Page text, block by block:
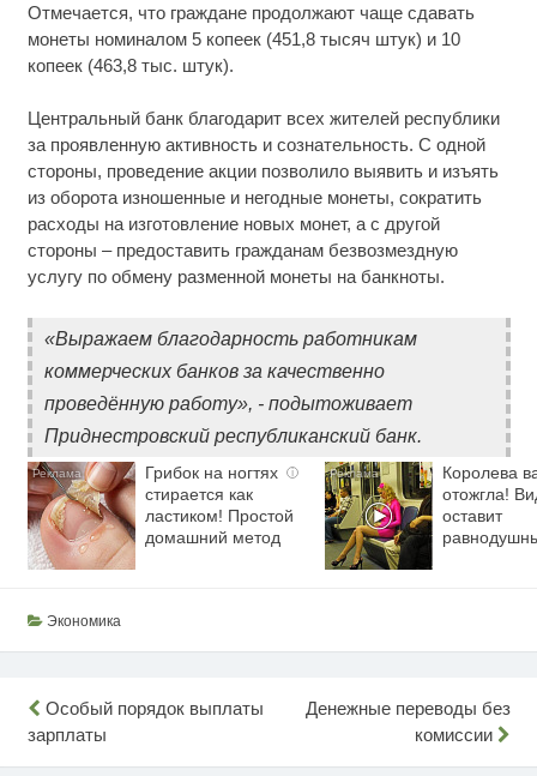
Отмечается, что граждане продолжают чаще сдавать
монеты номиналом 5 копеек (451,8 тысяч штук) и 10
копеек (463,8 тыс. штук).
Центральный банк благодарит всех жителей республики
за проявленную активность и сознательность. С одной
стороны, проведение акции позволило выявить и изъять
из оборота изношенные и негодные монеты, сократить
расходы на изготовление новых монет, а с другой
стороны – предоставить гражданам безвозмездную
услугу по обмену разменной монеты на банкноты.
«Выражаем благодарность работникам
коммерческих банков за качественно
проведённую работу», - подытоживает
Приднестровский республиканский банк.
i
Грибок на ногтях
стирается как
ластиком! Простой
домашний метод
Королева
отожгла!
оставит
Экономика
Навигация
по
Особый порядок выплаты
зарплаты
Денежные переводы без
комиссии